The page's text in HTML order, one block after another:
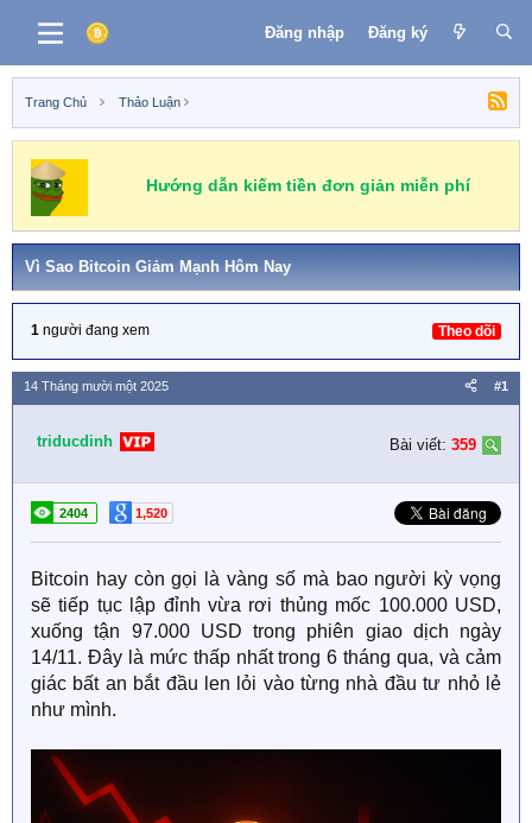
Đăng nhập Đăng ký
Trang Chủ Thảo Luận
Hướng dẫn kiếm tiền đơn giản miễn phí
Vì Sao Bitcoin Giảm Mạnh Hôm Nay
1 người đang xem Theo dõi
14 Tháng mười một 2025 #1
triducdinh Bài viết: 359
2404 1,520
Bitcoin hay còn gọi là vàng số mà bao người kỳ vọng
sẽ tiếp tục lập đỉnh vừa rơi thủng mốc 100.000 USD,
xuống tận 97.000 USD trong phiên giao dịch ngày
14/11. Đây là mức thấp nhất trong 6 tháng qua, và cảm
giác bất an bắt đầu len lỏi vào từng nhà đầu tư nhỏ lẻ
như mình.